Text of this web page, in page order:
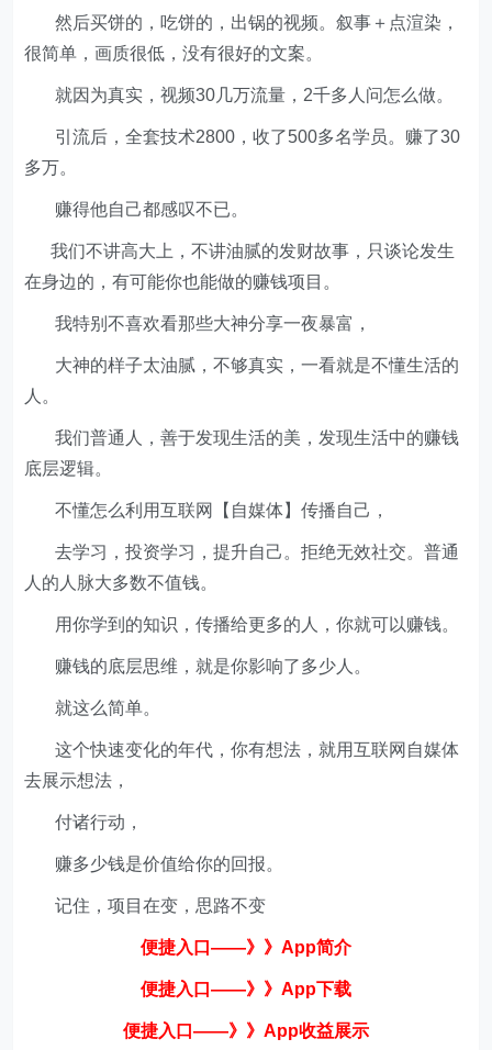
然后买饼的，吃饼的，出锅的视频。叙事＋点渲染，
很简单，画质很低，没有很好的文案。
就因为真实，视频30几万流量，2千多人问怎么做。
引流后，全套技术2800，收了500多名学员。赚了30
多万。
赚得他自己都感叹不已。
我们不讲高大上，不讲油腻的发财故事，只谈论发生
在身边的，有可能你也能做的赚钱项目。
我特别不喜欢看那些大神分享一夜暴富，
大神的样子太油腻，不够真实，一看就是不懂生活的
人。
我们普通人，善于发现生活的美，发现生活中的赚钱
底层逻辑。
不懂怎么利用互联网【自媒体】传播自己，
去学习，投资学习，提升自己。拒绝无效社交。普通
人的人脉大多数不值钱。
用你学到的知识，传播给更多的人，你就可以赚钱。
赚钱的底层思维，就是你影响了多少人。
就这么简单。
这个快速变化的年代，你有想法，就用互联网自媒体
去展示想法，
付诸行动，
赚多少钱是价值给你的回报。
记住，项目在变，思路不变
便捷入口——》》App简介
便捷入口——》》App下载
便捷入口——》》App收益展示